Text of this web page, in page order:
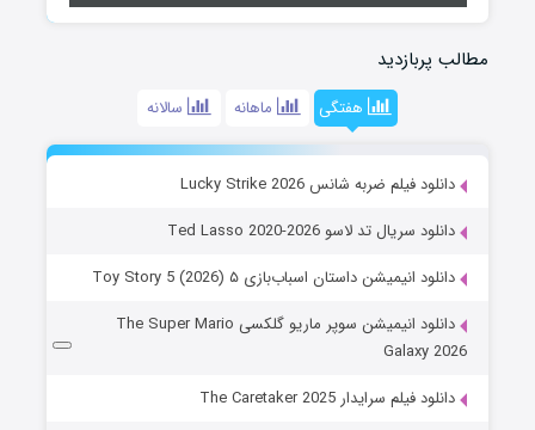
مطالب پربازدید
هفتگی ماهانه سالانه
دانلود فیلم ضربه شانس Lucky Strike 2026
دانلود سریال تد لاسو Ted Lasso 2020-2026
دانلود انیمیشن داستان اسباب‌بازی ۵ Toy Story 5 (2026)
دانلود انیمیشن سوپر ماریو گلکسی The Super Mario
Galaxy 2026
دانلود فیلم سرایدار The Caretaker 2025